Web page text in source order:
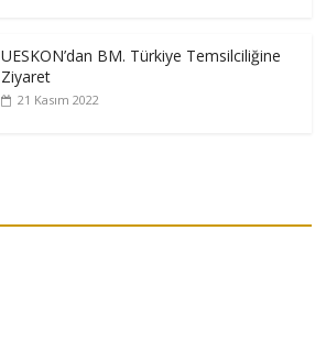
UESKON’dan BM. Türkiye Temsilciliğine
Ziyaret
21 Kasım 2022